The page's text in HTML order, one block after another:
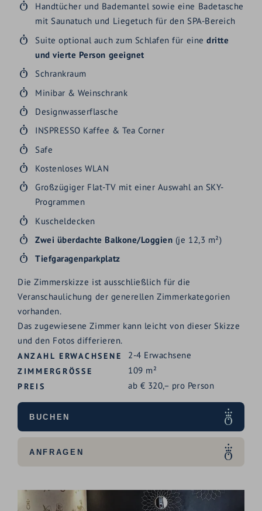
Handtücher und Bademantel sowie eine Badetasche
mit Saunatuch und Liegetuch für den SPA-Bereich
Suite optional auch zum Schlafen für einedritte
und vierte Person geeignet
Schrankraum
Minibar & Weinschrank
Designwasserflasche
INSPRESSO Kaffee & Tea Corner
Safe
Kostenloses WLAN
Großzügiger Flat-TV mit einer Auswahl an SKY-
Programmen
Kuscheldecken
Zwei überdachte Balkone/Loggien (je 12,3 m²)
Tiefgaragenparkplatz
Die Zimmerskizze ist ausschließlich für die
Veranschaulichung der generellen Zimmerkategorien
vorhanden.
Das zugewiesene Zimmer kann leicht von dieser Skizze
und den Fotos differieren.
ANZAHL ERWACHSENE 2-4 Erwachsene
ZIMMERGRÖSSE 109 m²
PREIS ab € 320,– pro Person
BUCHEN
ANFRAGEN